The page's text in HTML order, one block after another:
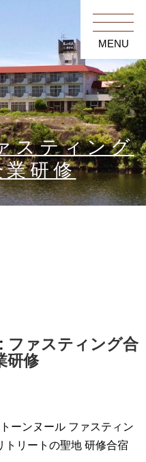
MENU
スティング
業研修
ファスティング合
研修
トーンヌール ファスティン
トリートの聖地 研修合宿